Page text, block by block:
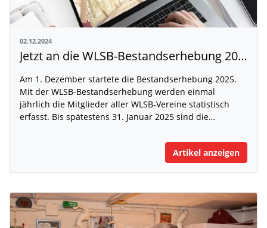
02.12.2024
Jetzt an die WLSB-Bestandserhebung 2025 denken
Am 1. Dezember startete die Bestandserhebung 2025.
Mit der WLSB-Bestandserhebung werden einmal
jährlich die Mitglieder aller WLSB-Vereine statistisch
erfasst. Bis spätestens 31. Januar 2025 sind die…
Artikel anzeigen